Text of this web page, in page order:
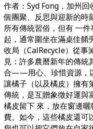
作者：Syd Fong，加州
個團聚、反思與迎新的時
所有傳統習俗，但有 一
起，通常圍坐在滿桌佳餚
收局（CalRecycle）從事
見：許多農曆新年的傳統
合——用心、珍惜資源，
讓橘子（以及橘皮）擁有
傳統，是互贈象徵好運與
橘皮留下 來，放在窗邊
費。如今，這些橘皮還可